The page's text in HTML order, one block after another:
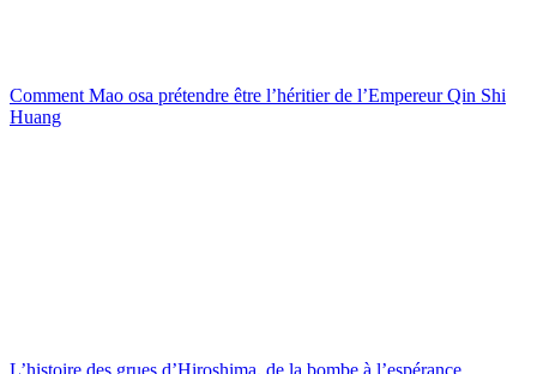
Comment Mao osa prétendre être l’héritier de l’Empereur Qin Shi
Huang
L’histoire des grues d’Hiroshima, de la bombe à l’espérance